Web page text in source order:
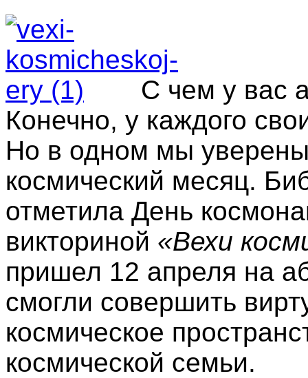
С чем у вас
Конечно, у каждого
Но в одном мы
космический месяц.
отметила День
викториной «Вехи
пришел 12 апреля на
смогли совершить
космическое
космической семьи.